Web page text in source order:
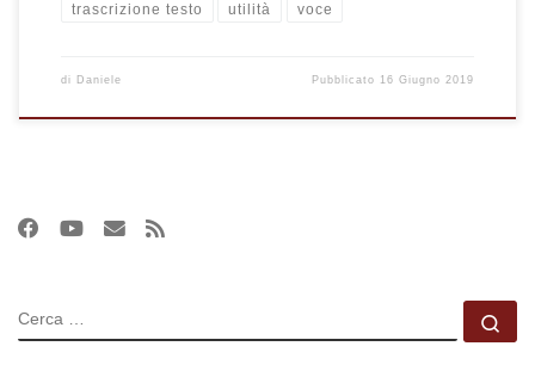
trascrizione testo utilità voce
di Daniele Pubblicato 16 Giugno 2019
CERCA